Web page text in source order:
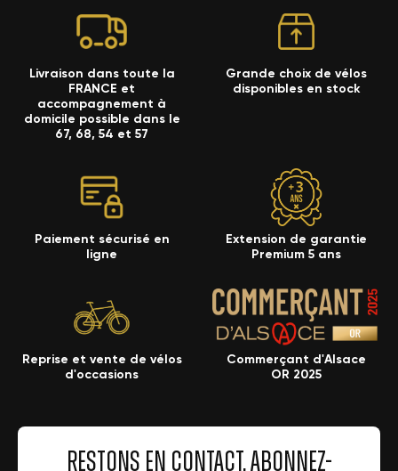
Livraison dans toute la
FRANCE et
accompagnement à
domicile possible dans le
67, 68, 54 et 57
Grande choix de vélos
disponibles en stock
Paiement sécurisé en
ligne
Extension de garantie
Premium 5 ans
Reprise et vente de vélos
d'occasions
Commerçant d'Alsace
OR 2025
RESTONS EN CONTACT, ABONNEZ-